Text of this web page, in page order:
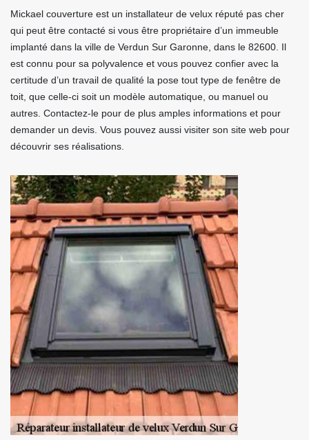
Mickael couverture est un installateur de velux réputé pas cher
qui peut être contacté si vous être propriétaire d’un immeuble
implanté dans la ville de Verdun Sur Garonne, dans le 82600. Il
est connu pour sa polyvalence et vous pouvez confier avec la
certitude d’un travail de qualité la pose tout type de fenêtre de
toit, que celle-ci soit un modèle automatique, ou manuel ou
autres. Contactez-le pour de plus amples informations et pour
demander un devis. Vous pouvez aussi visiter son site web pour
découvrir ses réalisations.